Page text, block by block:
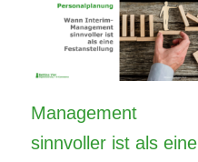
Management
sinnvoller ist als